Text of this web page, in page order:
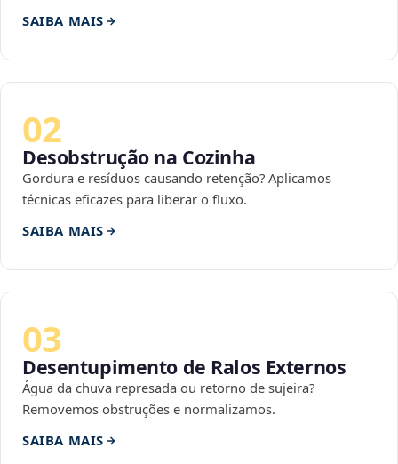
SAIBA MAIS
02
Desobstrução na Cozinha
Gordura e resíduos causando retenção? Aplicamos
técnicas eficazes para liberar o fluxo.
SAIBA MAIS
03
Desentupimento de Ralos Externos
Água da chuva represada ou retorno de sujeira?
Removemos obstruções e normalizamos.
SAIBA MAIS